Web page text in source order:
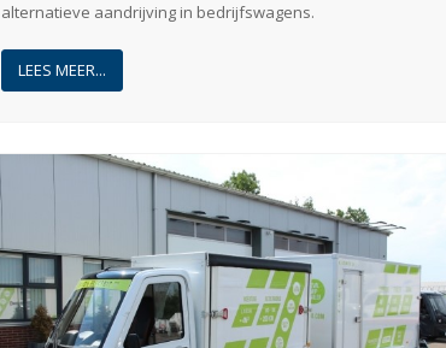
alternatieve aandrijving in bedrijfswagens.
LEES MEER...